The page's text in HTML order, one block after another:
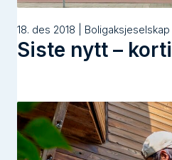
18. des 2018 | Boligaksjeselskap
Siste nytt –